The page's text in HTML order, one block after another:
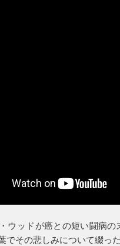
ウッドが癌との短い闘病
でその悲しみについて綴っ